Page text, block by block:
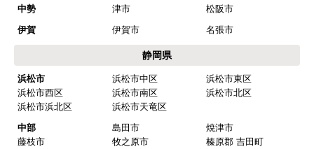
中勢
津市
松阪市
伊賀
伊賀市 名張市
静岡県
浜松市 浜松市中区
浜松市東区
浜松市西区
浜松市南区
浜松市北区
浜松市浜北区
浜松市天竜区
中部
島田市
焼津市
藤枝市
牧之原市
榛原郡 吉田町